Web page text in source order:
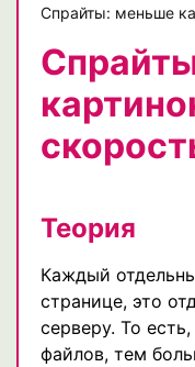
Спрайты: меньше
Теория
Каждый
странице, это
серверу. То
файлов, тем